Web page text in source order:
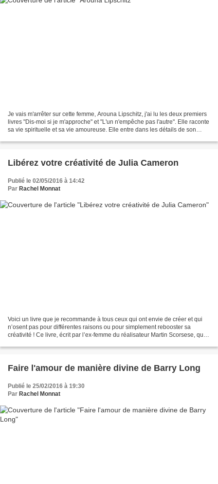
Je vais m'arrêter sur cette femme, Arouna Lipschitz, j'ai lu les deux premiers
livres "Dis-moi si je m'approche" et "L'un n'empêche pas l'autre". Elle raconte
sa vie spirituelle et sa vie amoureuse. Elle entre dans les détails de son
Libérez votre créativité de Julia Cameron
Publié le 02/05/2016 à 14:42
Par Rachel Monnat
Voici un livre que je recommande à tous ceux qui ont envie de créer et qui
n’osent pas pour différentes raisons ou pour simplement rebooster sa
créativité ! Ce livre, écrit par l’ex-femme du réalisateur Martin Scorsese, qui
Faire l'amour de manière divine de Barry Long
Publié le 25/02/2016 à 19:30
Par Rachel Monnat